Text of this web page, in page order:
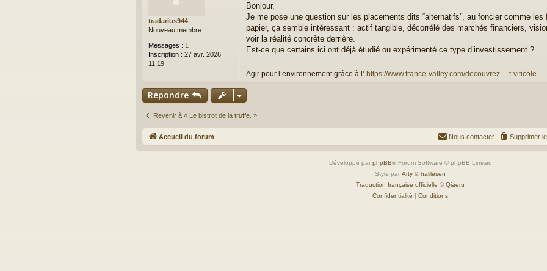
tradarius944
Nouveau membre
Messages : 1
Inscription : 27 avr. 2026
11:19
s
s
a
g
Bonjour,
Je me pose une question sur les placements dits “alternatifs”, au foncier comme
papier, ça semble intéressant : actif tangible, décorrélé des marchés financiers,
voir la réalité concrète derrière.
Est-ce que certains ici ont déjà étudié ou expérimenté ce type d’investissement ?
Agir pour l’environnement grâce à l’ https://www.france-valley.com/decouvrez ... t-viticole
Répondre
Revenir à « Le bistrot de la truffe. »
Accueil du forum Supprimer
Nous contacter
Développé par phpBB® Forum Software © phpBB Limited
Style par Arty & halilesen
Traduction française officielle © Qiaeru
Confidentialité | Conditions